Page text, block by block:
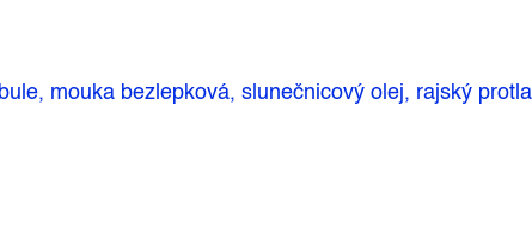
mouka bezlepková, slu­nečnicový olej, rajský